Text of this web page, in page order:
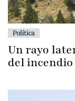
Política
Un rayo
del